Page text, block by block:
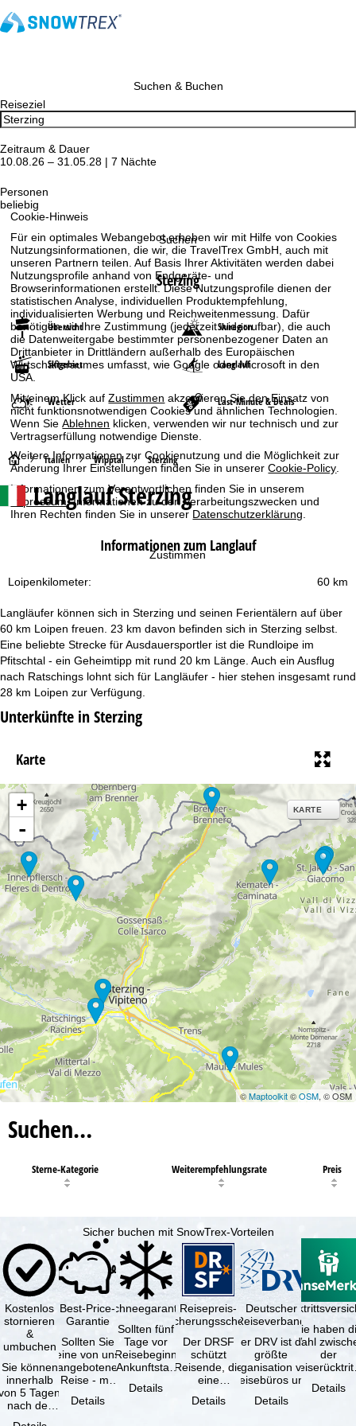
Cookie-Hinweis
Für ein optimales Webangebot erheben wir mit Hilfe von Cookies
Nutzungsinformationen, die wir, die TravelTrex GmbH, auch mit
unseren Partnern teilen. Auf Basis Ihrer Aktivitäten werden dabei
Nutzungsprofile anhand von Endgeräte- und
Browserinformationen erstellt. Diese Nutzungsprofile dienen der
statistischen Analyse, individuellen Produktempfehlung,
individualisierten Werbung und Reichweitenmessung. Dafür
benötigen wir Ihre Zustimmung (jederzeit widerrufbar), die auch
die Datenweitergabe bestimmter personenbezogener Daten an
Drittanbieter in Drittländern außerhalb des Europäischen
Wirtschaftsraumes umfasst, wie Google oder Microsoft in den
USA.
Mit einem Klick aufZustimmen akzeptieren Sie den Einsatz von
nicht funktionsnotwendigen Cookies und ähnlichen Technologien.
Wenn SieAblehnen klicken, verwenden wir nur technisch und zur
Vertragserfüllung notwendige Dienste.
Weitere Informationen zur Cookienutzung und die Möglichkeit zur
Änderung Ihrer Einstellungen finden Sie in unsererCookie-Policy
Informationen zum Verantwortlichen finden Sie in unserem
Impressum. Informationen zu den Verarbeitungszwecken und
Ihren Rechten finden Sie in unserer Datenschutzerklärung
Zustimmen
Suchen & Buchen
Reiseziel
Zeitraum & Dauer
10.08.26 – 31.05.28 | 7 Nächte
Personen
beliebig
Suchen
Sterzing
Übersicht Skiregion
Skigebiet Langlauf
Wetter Last-Minute & Deals
S
t
t
s
e
t
e
Italien Wipptal Sterzing
Langlauf Sterzing
Informationen zum Langlauf
60 km
Loipenkilometer:
Langläufer können sich in Sterzing und seinen Ferientälern auf über
60 km Loipen freuen. 23 km davon befinden sich in Sterzing selbst.
Eine beliebte Strecke für Ausdauersportler ist die Rundloipe im
Pfitschtal - ein Geheimtipp mit rund 20 km Länge. Auch ein Ausflug
nach Ratschings lohnt sich für Langläufer - hier stehen insgesamt rund
28 km Loipen zur Verfügung.
Unterkünfte in Sterzing
Karte
13
+
-
KARTE
©Maptoolkit©OSM, © OSM
Suchen…
Sterne-Kategorie Weiterempfehlungsrate Preis
Sicher buchen mit SnowTrex-Vorteilen
Kostenlos
stornieren
&
umbuchen
Sie können
innerhalb
5 Tagen
nach der
Best-Price-
Garantie
Sollten Sie
eine von uns
angebotene
Reise - mit
Verfügbarkeit
Details
Schneegarantie
Sollten fünf
Tage vor
Reisebeginn
(Ankunftstag)
Schneemangel
Details
Reisepreis-
Sicherungsschein
Der DRSF
schützt
Reisende, die
eine
oder
Details
Deutscher
Reiseverband
Der DRV ist die
größte
Organisation von
Reisebüros und
Reiseveranstaltern
in …
Details
Sie haben
Wahl
der
(inklusive
Details